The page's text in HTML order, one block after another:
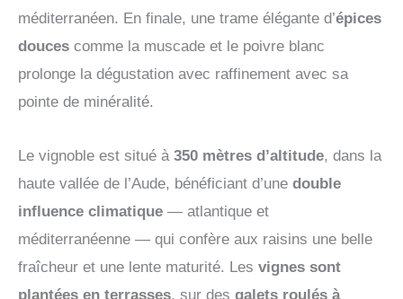
méditerranéen. En finale, une trame élégante d’épices
douces comme la muscade et le poivre blanc
prolonge la dégustation avec raffinement avec sa
pointe de minéralité.
Le vignoble est situé à 350 mètres d’altitude, dans la
haute vallée de l’Aude, bénéficiant d’une double
influence climatique — atlantique et
méditerranéenne — qui confère aux raisins une belle
fraîcheur et une lente maturité. Les vignes sont
plantées en terrasses, sur des galets roulés à